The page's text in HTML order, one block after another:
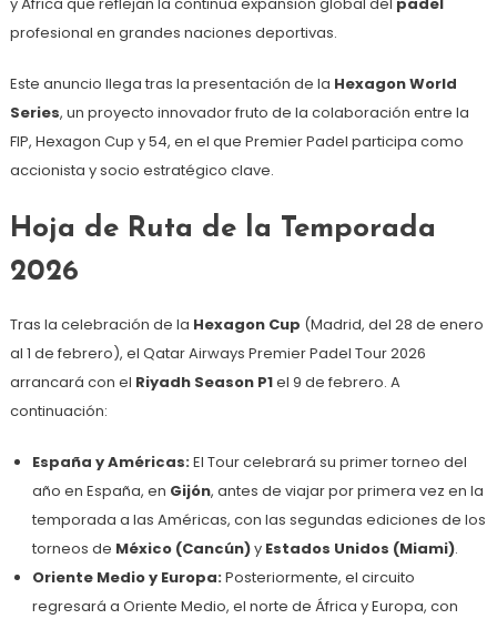
profesional en grandes naciones deportivas.
Este anuncio llega tras la presentación de la Hexagon World
Series, un proyecto innovador fruto de la colaboración entre la
FIP, Hexagon Cup y 54, en el que Premier Padel participa como
accionista y socio estratégico clave.
Hoja de Ruta de la Temporada
2026
Tras la celebración de la Hexagon Cup (Madrid, del 28 de enero
al 1 de febrero), el Qatar Airways Premier Padel Tour 2026
arrancará con el Riyadh Season P1el 9 de febrero. A
continuación:
España y Américas:El Tour celebrará su primer torneo del
año en España, en Gijón, antes de viajar por primera vez en la
temporada a las Américas, con las segundas ediciones de los
torneos de México (Cancún)y Estados Unidos (Miami).
Oriente Medio y Europa:Posteriormente, el circuito
regresará a Oriente Medio, el norte de África y Europa, con